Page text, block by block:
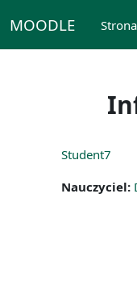
MOODLE
Student7
Nauczyciel: